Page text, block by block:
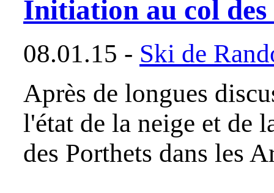
Initiation au col
08.01.15 - Ski de
Après de longues
l'état de la neige et de
des Porthets dans les